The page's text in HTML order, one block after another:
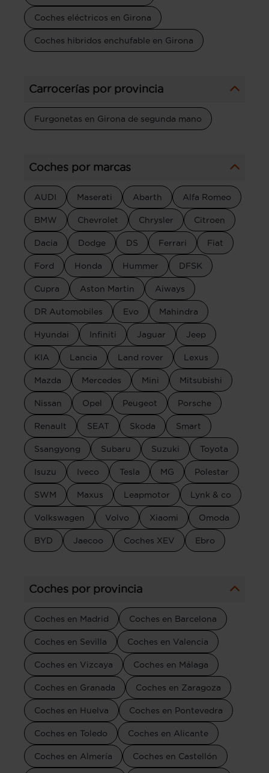
Coches eléctricos en Girona
Coches hibridos enchufable en Girona
Carrocerías por provincia
Furgonetas en Girona de segunda mano
Coches por marcas
AUDI Maserati Abarth Alfa Romeo
BMW Chevrolet Chrysler Citroen
Dacia Dodge DS Ferrari Fiat
Ford Honda Hummer DFSK
Cupra Aston Martin Aiways
DR Automobiles Evo Mahindra
Hyundai Infiniti Jaguar Jeep
KIA Lancia Land rover Lexus
Mazda Mercedes Mini Mitsubishi
Nissan Opel Peugeot Porsche
Renault SEAT Skoda Smart
Ssangyong Subaru Suzuki Toyota
Isuzu Iveco Tesla MG Polestar
SWM Maxus Leapmotor Lynk & co
Volkswagen Volvo Xiaomi Omoda
BYD Jaecoo Coches XEV Ebro
Coches por provincia
Coches en Madrid Coches en Barcelona
Coches en Sevilla Coches en Valencia
Coches en Vizcaya Coches en Málaga
Coches en Granada Coches en Zaragoza
Coches en Huelva Coches en Pontevedra
Coches en Toledo Coches en Alicante
Coches en Almería Coches en Castellón